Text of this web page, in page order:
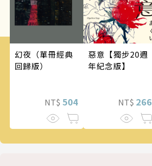
幻夜（單冊經典
回歸版）
NT$ 504
惡意【獨步20週
年紀念版】
NT$ 266